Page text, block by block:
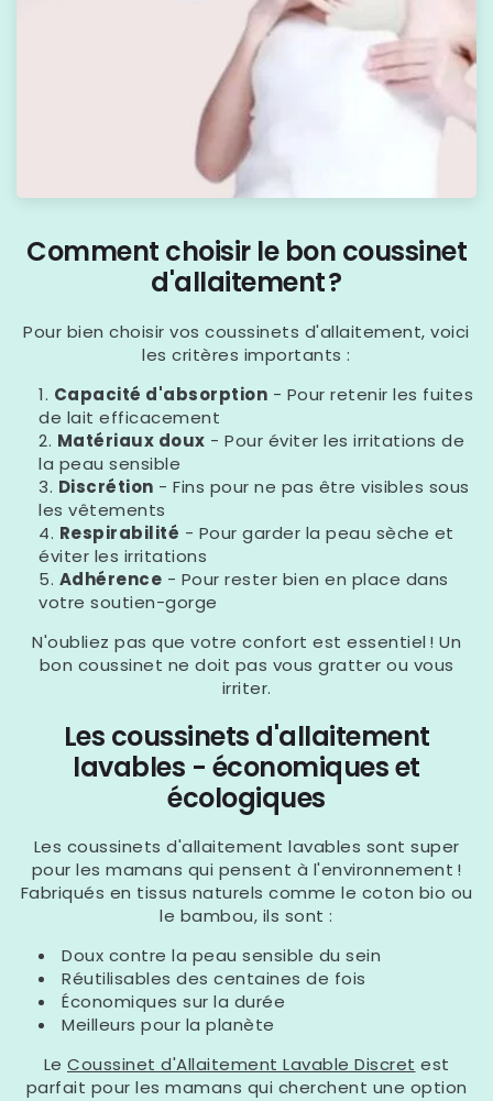
Comment choisir le bon coussinet
d'allaitement ?
Pour bien choisir vos coussinets d'allaitement, voici
les critères importants :
Capacité d'absorption - Pour retenir les fuites
de lait efficacement
Matériaux doux - Pour éviter les irritations de
la peau sensible
Discrétion - Fins pour ne pas être visibles sous
les vêtements
Respirabilité - Pour garder la peau sèche et
éviter les irritations
Adhérence - Pour rester bien en place dans
votre soutien-gorge
N'oubliez pas que votre confort est essentiel ! Un
bon coussinet ne doit pas vous gratter ou vous
irriter.
Les coussinets d'allaitement
lavables - économiques et
écologiques
Les coussinets d'allaitement lavables sont super
pour les mamans qui pensent à l'environnement !
Fabriqués en tissus naturels comme le coton bio ou
le bambou, ils sont :
Doux contre la peau sensible du sein
Réutilisables des centaines de fois
Économiques sur la durée
Meilleurs pour la planète
Le Coussinet d'Allaitement Lavable Discret est
parfait pour les mamans qui cherchent une option